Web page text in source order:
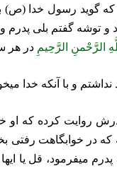
گويد رسول خدا (ص)
توشه گفتم بلى پدرم و
الرَّحْمنِ الرَّحِيمِ‏ در هر
و با آنكه خدا
روايت كرده كه او
در خوابگاهت رفتى
پدرم ميفرمود، قل يا